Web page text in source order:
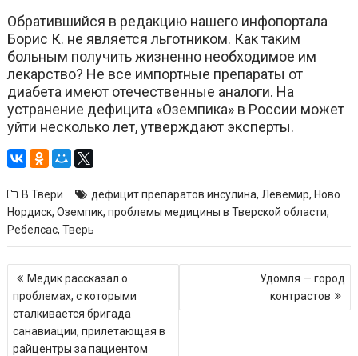
Обратившийся в редакцию нашего инфопортала
Борис К. не является льготником. Как таким
больным получить жизненно необходимое им
лекарство? Не все импортные препараты от
диабета имеют отечественные аналоги. На
устранение дефицита «Оземпика» в России может
уйти несколько лет, утверждают эксперты.
В Твери дефицит препаратов инсулина, Левемир, Ново
Нордиск,Оземпик,проблемы медицины в Тверской области,
Ребелсас,Тверь
Навигация
по
записям
Медик рассказал о
проблемах, с которыми
сталкивается бригада
санавиации, прилетающая в
райцентры за пациентом
Удомля — город
контрастов